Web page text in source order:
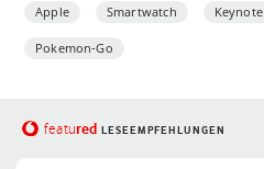
Apple Smartwatch Keynote
Pokemon-Go
featured LESEEMPFEHLUNGEN